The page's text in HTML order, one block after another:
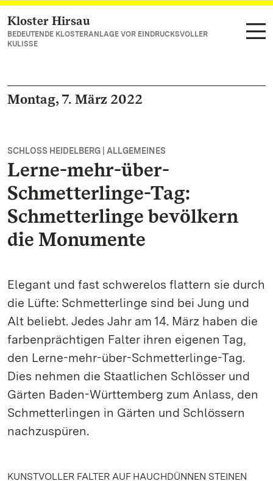
Zum Hauptinhalt springen
Kloster Hirsau
BEDEUTENDE KLOSTERANLAGE VOR EINDRUCKSVOLLER
KULISSE
Montag, 7. März 2022
SCHLOSS HEIDELBERG | ALLGEMEINES
Lerne-mehr-über-
Schmetterlinge-Tag:
Schmetterlinge bevölkern
die Monumente
Elegant und fast schwerelos flattern sie durch
die Lüfte: Schmetterlinge sind bei Jung und
Alt beliebt. Jedes Jahr am 14. März haben die
farbenprächtigen Falter ihren eigenen Tag,
den Lerne-mehr-über-Schmetterlinge-Tag.
Dies nehmen die Staatlichen Schlösser und
Gärten Baden-Württemberg zum Anlass, den
Schmetterlingen in Gärten und Schlössern
nachzuspüren.
KUNSTVOLLER FALTER AUF HAUCHDÜNNEN STEINEN